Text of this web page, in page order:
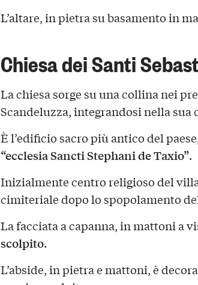
L’altare, in pietra su basamento in
Chiesa dei Santi
La chiesa sorge su una collina nei
Scandeluzza, integrandosi nella sua
È l’edificio sacro più antico del
“ecclesia Sancti Stephani de Taxio”.
Inizialmente centro religioso del
cimiteriale dopo lo spopolamento
La facciata a capanna, in mattoni a
scolpito.
L’abside, in pietra e mattoni, è